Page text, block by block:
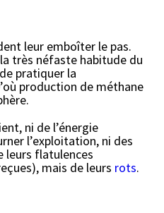
leur emboîter le pas.
très néfaste habitude du
pratiquer la
production de méthane
ni de l’énergie
l’exploitation, ni des
leurs flatulences
mais de leurs rots.